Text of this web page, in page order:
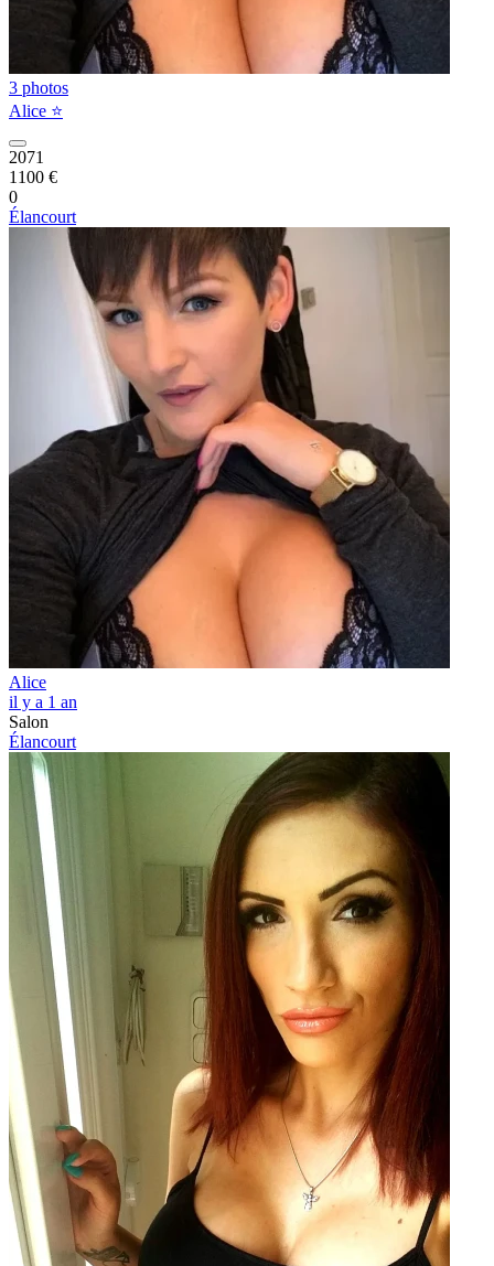
3 photos
Alice ⭐️
2071
1100 €
0
Élancourt
Alice
il y a 1 an
Salon
Élancourt